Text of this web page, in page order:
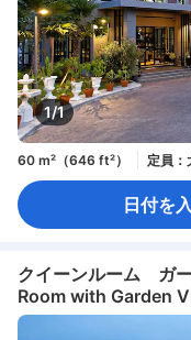
1/1
60 m²（646 ft²） 定員：
日付を
クイーンルーム ガ
Room with Garden